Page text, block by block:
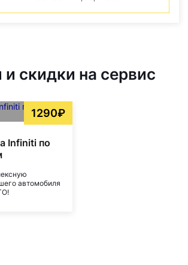
скидки на сервис
1290₽
Infiniti по
автомобиля